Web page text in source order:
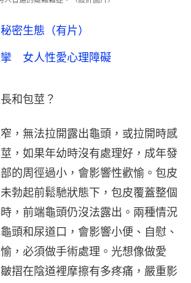
密生態（有片）
攣 女人性愛心理障礙
和包莖？
，無法拉開露出龜頭，或拉開時感
，如果年幼時沒有處理好，成年發
的周徑過小，會影響性歡愉。包皮
勃起前鬆馳狀態下，包皮覆蓋整個
，前端龜頭仍沒法露出。兩種情況
頭和尿道口，會影響小便、自慰、
，必須做手術處理。光想像做愛
摺在陰道裡摩擦有多疼痛，嚴重影